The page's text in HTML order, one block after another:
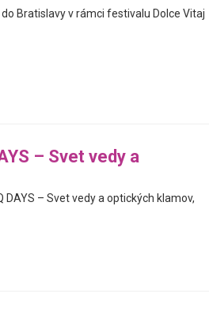
Bratislavy v rámci festivalu Dolce Vitaj
– Svet vedy a
– Svet vedy a optických klamov,